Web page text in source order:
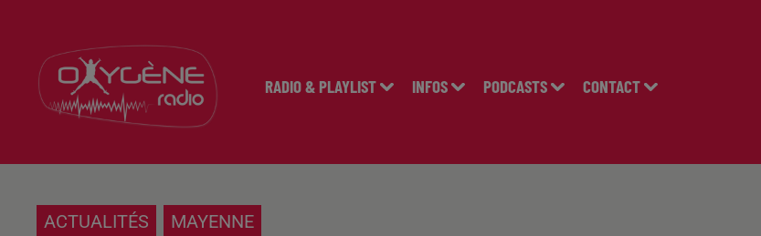
RADIO & PLAYLIST INFOS PODCASTS CONTACT
ACTUALITÉS MAYENNE